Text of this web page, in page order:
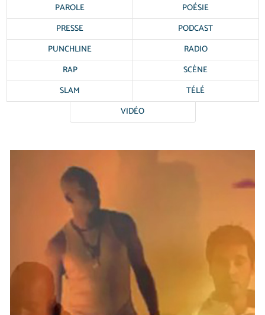
PAROLE
POÉSIE
PRESSE
PODCAST
PUNCHLINE
RADIO
RAP
SCÈNE
SLAM
TÉLÉ
VIDÉO